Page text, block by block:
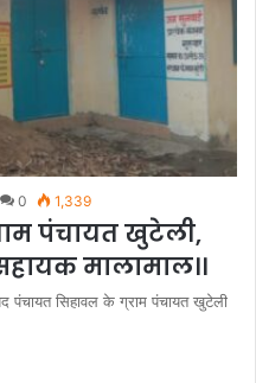
0 1,339
पंचायत खुटेली,
मालामाल।।
पंचायत सिहावल के ग्राम पंचायत खुटेली